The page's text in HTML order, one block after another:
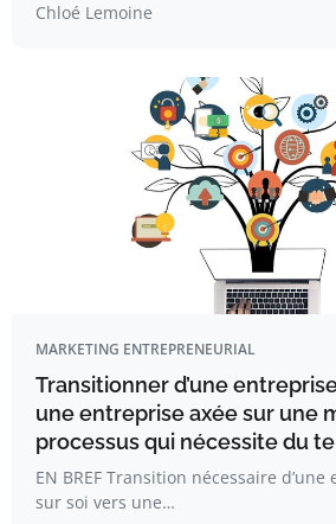
Chloé Lemoine
MARKETING ENTREPRENEURIAL
Transitionner d’une
une entreprise axée sur une
processus qui nécessite du
EN BREF Transition nécessaire
sur soi vers une…